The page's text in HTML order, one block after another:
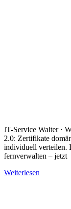
IT-Service Walter ·
2.0: Zertifikate
individuell verteilen.
fernverwalten – jetzt
Weiterlesen